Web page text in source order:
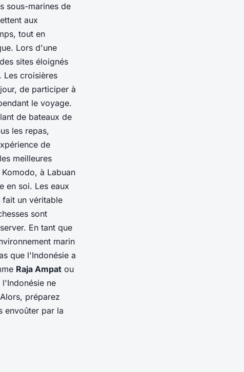
sous-marines de
aux
tout en
Lors d'une
sites éloignés
Les croisières
de participer à
le voyage.
de bateaux de
les repas,
de
meilleures
à Labuan
en soi. Les eaux
un véritable
sont
En tant que
marin
que l'Indonésie a
Raja Ampat ou
ne
préparez
envoûter par la